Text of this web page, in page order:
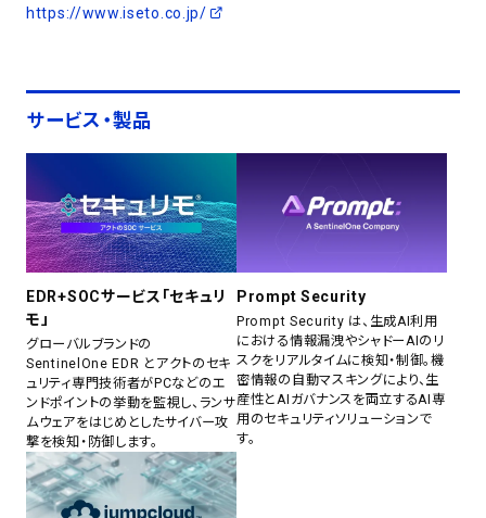
https://www.iseto.co.jp/
サービス・製品
EDR+SOCサービス「セキュリ
モ」
グローバルブランドの
SentinelOne EDR とアクトのセキ
ュリティ専門技術者がPCなどのエ
ンドポイントの挙動を監視し、ランサ
ムウェアをはじめとしたサイバー攻
撃を検知・防御します。
Prompt Security
Prompt Security は、生成AI利用
における情報漏洩やシャドーAIのリ
スクをリアルタイムに検知・制御。機
密情報の自動マスキングにより、生
産性とAIガバナンスを両立するAI専
用のセキュリティソリューションで
す。